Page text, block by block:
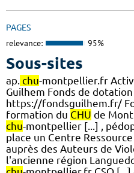
PAGES
relevance: 95%
Sous-sites
ap. chu-montpellier.fr
Guilhem Fonds de
https://fondsguilhem.fr/
formation du CHU de
chu-montpellier [...] ,
place un Centre
auprès des Auteurs de
l'ancienne région